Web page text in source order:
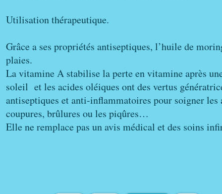
Utilisation thérapeutique.
Grâce a ses propriétés antiseptiques, l’huile de
plaies.
La vitamine A stabilise la perte en vitamine après
soleil et les acides oléiques ont des vertus
antiseptiques et anti-inflammatoires pour soigner les
coupures, brûlures ou les piqûres…
Elle ne remplace pas un avis médical et des soins